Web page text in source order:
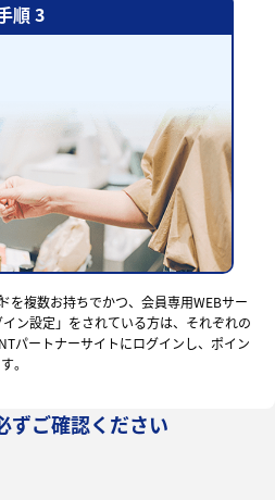
順 3
を複数お持ちでかつ、会員専用WEBサー
ン設定」をされている方は、それぞれの
パートナーサイトにログインし、ポイン
。
ずご確認ください